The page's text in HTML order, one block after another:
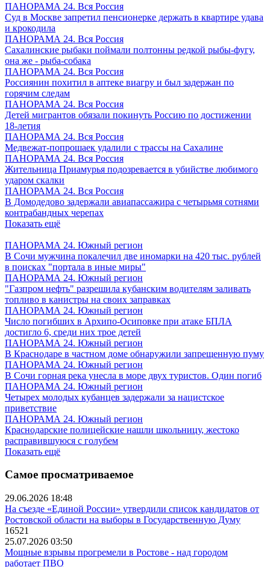
ПАНОРАМА 24. Вся Россия
Суд в Москве запретил пенсионерке держать в квартире удава
и крокодила
ПАНОРАМА 24. Вся Россия
Сахалинские рыбаки поймали полтонны редкой рыбы-фугу,
она же - рыба-собака
ПАНОРАМА 24. Вся Россия
Россиянин похитил в аптеке виагру и был задержан по
горячим следам
ПАНОРАМА 24. Вся Россия
Детей мигрантов обязали покинуть Россию по достижении
18-летия
ПАНОРАМА 24. Вся Россия
Медвежат-попрошаек удалили с трассы на Сахалине
ПАНОРАМА 24. Вся Россия
Жительница Приамурья подозревается в убийстве любимого
ударом скалки
ПАНОРАМА 24. Вся Россия
В Домодедово задержали авиапассажира с четырьмя сотнями
контрабандных черепах
Показать ещё
ПАНОРАМА 24. Южный регион
В Сочи мужчина покалечил две иномарки на 420 тыс. рублей
в поисках "портала в иные миры"
ПАНОРАМА 24. Южный регион
"Газпром нефть" разрешила кубанским водителям заливать
топливо в канистры на своих заправках
ПАНОРАМА 24. Южный регион
Число погибших в Архипо-Осиповке при атаке БПЛА
достигло 6, среди них трое детей
ПАНОРАМА 24. Южный регион
В Краснодаре в частном доме обнаружили запрещенную пуму
ПАНОРАМА 24. Южный регион
В Сочи горная река унесла в море двух туристов. Один погиб
ПАНОРАМА 24. Южный регион
Четырех молодых кубанцев задержали за нацистское
приветствие
ПАНОРАМА 24. Южный регион
Краснодарские полицейские нашли школьницу, жестоко
расправившуюся с голубем
Показать ещё
Самое просматриваемое
29.06.2026 18:48
На съезде «Единой России» утвердили список кандидатов от
Ростовской области на выборы в Государственную Думу
16521
25.07.2026 03:50
Мощные взрывы прогремели в Ростове - над городом
работает ПВО